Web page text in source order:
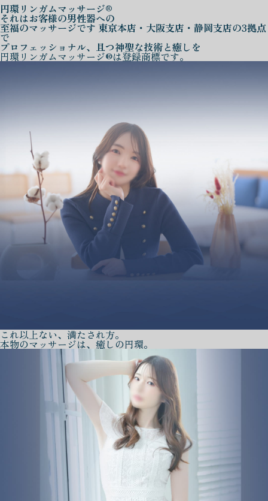
円環リンガムマッサージ®
それはお客様の男性器への
至福のマッサージです 東京本店・大阪支店・静岡支店の3拠点
で
プロフェッショナル、且つ神聖な技術と癒しを
円環リンガムマッサージ®は登録商標です。
これ以上ない、満たされ方。
本物のマッサージは、癒しの円環。